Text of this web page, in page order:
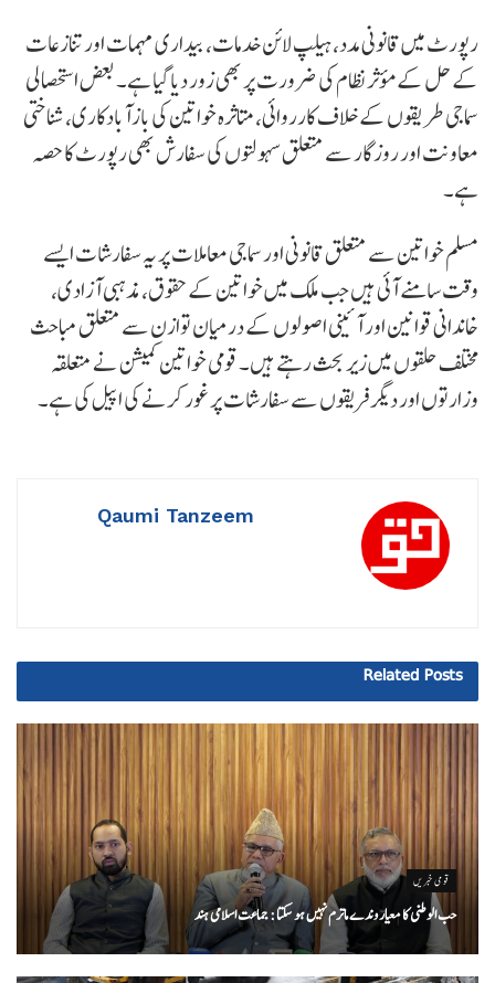
رپورٹ میں قانونی مدد، ہیلپ لائن خدمات، بیداری مہمات اور تنازعات
کے حل کے مؤثر نظام کی ضرورت پر بھی زور دیا گیا ہے۔ بعض استحصالی
سماجی طریقوں کے خلاف کارروائی، متاثرہ خواتین کی بازآبادکاری، شناختی
معاونت اور روزگار سے متعلق سہولتوں کی سفارش بھی رپورٹ کا حصہ
ہے۔
مسلم خواتین سے متعلق قانونی اور سماجی معاملات پر یہ سفارشات ایسے
وقت سامنے آئی ہیں جب ملک میں خواتین کے حقوق، مذہبی آزادی،
خاندانی قوانین اور آئینی اصولوں کے درمیان توازن سے متعلق مباحث
مختلف حلقوں میں زیر بحث رہتے ہیں۔ قومی خواتین کمیشن نے متعلقہ
وزارتوں اور دیگر فریقوں سے سفارشات پر غور کرنے کی اپیل کی ہے۔
Qaumi Tanzeem
Related Posts
قومی خبریں
حب الوطنی کا معیار وندے ماترم نہیں ہو سکتا : جماعت اسلامی ہند